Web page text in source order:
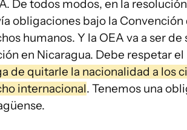
De todos modos, en la
obligaciones bajo la
humanos. Y la OEA va a ser
en Nicaragua. Debe respetar
de quitarle la nacionalidad a los
internacional. Tenemos una